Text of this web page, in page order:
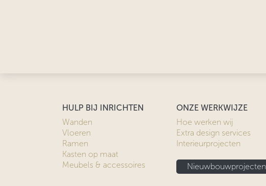
HULP BIJ INRICHTEN
Wanden
Vloeren
Ramen
Kasten op maat
Meubels & accessoires
ONZE WERKWIJZE
Hoe werken wij
Extra design services
Interieurprojecten
Nieuwbouwprojecten